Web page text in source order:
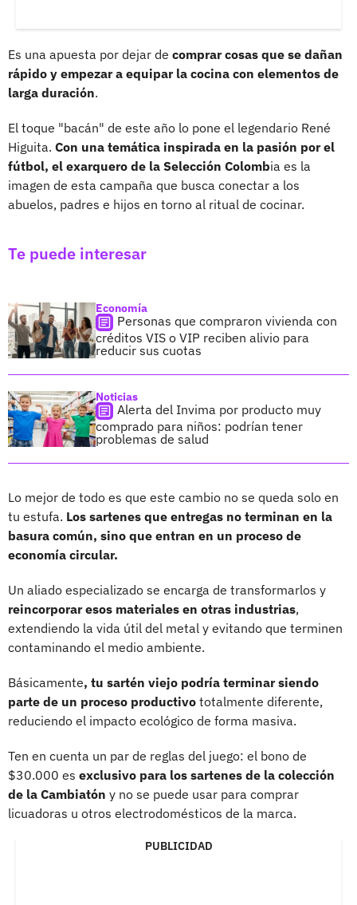
Es una apuesta por dejar de comprar cosas que se dañan
rápido y empezar a equipar la cocina con elementos de
larga duración.
El toque "bacán" de este año lo pone el legendario René
Higuita. Con una temática inspirada en la pasión por el
fútbol, el exarquero de la Selección Colombia es la
imagen de esta campaña que busca conectar a los
abuelos, padres e hijos en torno al ritual de cocinar.
Te puede interesar
Economía
Personas que compraron vivienda con
créditos VIS o VIP reciben alivio para
reducir sus cuotas
Noticias
Alerta del Invima por producto muy
comprado para niños: podrían tener
problemas de salud
Lo mejor de todo es que este cambio no se queda solo en
tu estufa. Los sartenes que entregas no terminan en la
basura común, sino que entran en un proceso de
economía circular.
Un aliado especializado se encarga de transformarlos y
reincorporar esos materiales en otras industrias,
extendiendo la vida útil del metal y evitando que terminen
contaminando el medio ambiente.
Básicamente, tu sartén viejo podría terminar siendo
parte de un proceso productivo totalmente diferente,
reduciendo el impacto ecológico de forma masiva.
Ten en cuenta un par de reglas del juego: el bono de
$30.000 es exclusivo para los sartenes de la colección
de la Cambiatón y no se puede usar para comprar
licuadoras u otros electrodomésticos de la marca.
PUBLICIDAD